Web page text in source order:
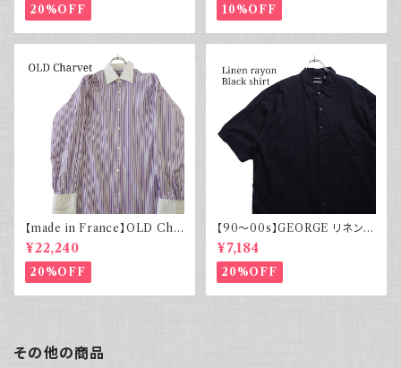
20%OFF 10%OFF
【made in France】OLD Cha
rvet ストライプ 切り替え 紫
¥22,240
20%OFF
【90～00s】GEORGE リネンレ
ーヨンシャツ 黒 ボックスシルエ
ット XL
¥7,184
20%OFF
その他の商品